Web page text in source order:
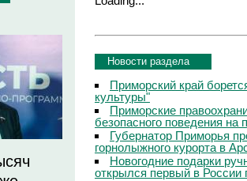
Новости раздела
Приморский край
культуры"
Приморские
безопасного поведения
Губернатор Приморья
горнолыжного курорта в
Новогодние подарки
открылся первый в России